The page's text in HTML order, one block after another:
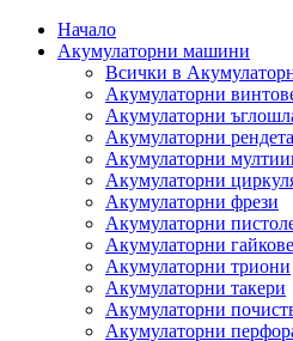
Начало
Акумулаторни машини
Всички в
Акумулаторни
Акумулаторни
Акумулаторни рендета
Акумулаторни
Акумулаторни
Акумулаторни фрези
Акумулаторни
Акумулаторни
Акумулаторни триони
Акумулаторни такери
Акумулаторни
Акумулаторни